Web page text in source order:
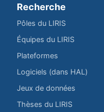
Recherche
Pôles du LIRIS
Équipes du LIRIS
Plateformes
Logiciels (dans HAL)
Jeux de données
Thèses du LIRIS